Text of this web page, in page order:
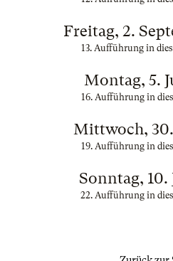
Freitag, 2.
13. Aufführung in
Montag, 5.
16. Aufführung in
Mittwoch,
19. Aufführung in
Sonntag, 10.
22. Aufführung in